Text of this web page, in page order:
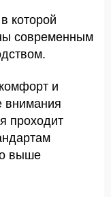
которой
современным
и
внимания
проходит
выше